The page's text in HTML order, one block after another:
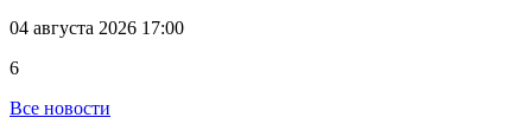
04 августа 2026 17:00
6
Все новости